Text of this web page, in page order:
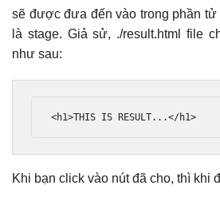
sẽ được đưa đến vào trong phần
là stage. Giả sử, ./result.html file
như sau:
<h1>THIS IS RESULT...</h1>
Khi bạn click vào nút đã cho, thì khi